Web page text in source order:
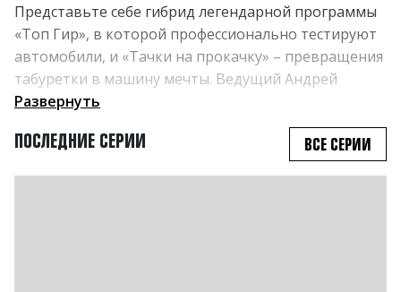
Представьте себе гибрид легендарной программы
«Топ Гир», в которой профессионально тестируют
автомобили, и «Тачки на прокачку» – превращения
табуретки в машину мечты. Ведущий Андрей
Рыбакин подвергает подержанные автомобили
различным испытаниям. Например, превращает
старенькую Volvo в настоящую сауну, а AUDI - в
Развернуть
ПОСЛЕДНИЕ СЕРИИ ВСЕ СЕРИИ